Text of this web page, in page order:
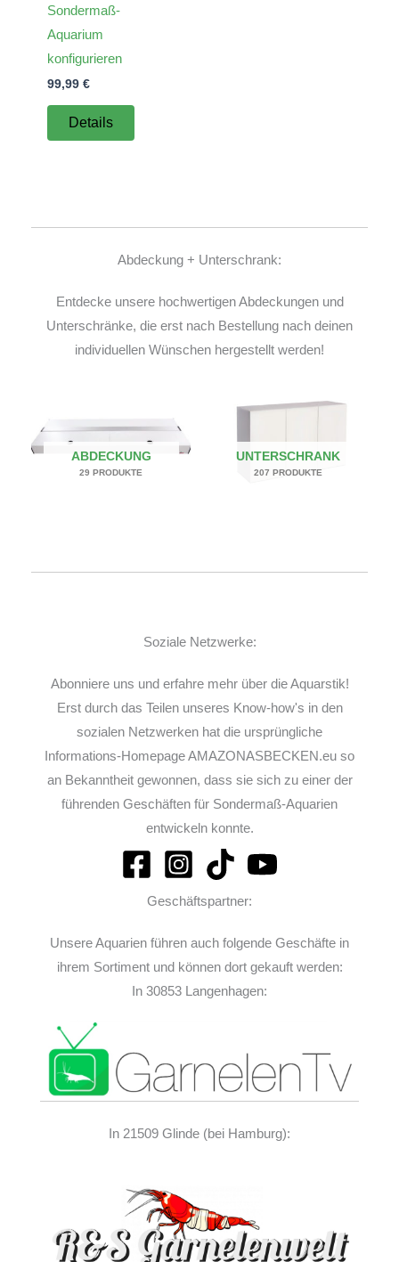
Sondermaß-
Aquarium
konfigurieren
99,99 €
Details
Abdeckung + Unterschrank:
Entdecke unsere hochwertigen Abdeckungen und
Unterschränke, die erst nach Bestellung nach deinen
individuellen Wünschen hergestellt werden!
ABDECKUNG
29 PRODUKTE
UNTERSCHRANK
207 PRODUKTE
Soziale Netzwerke:
Abonniere uns und erfahre mehr über die Aquarstik!
Erst durch das Teilen unseres Know-how's in den
sozialen Netzwerken hat die ursprüngliche
Informations-Homepage AMAZONASBECKEN.eu so
an Bekanntheit gewonnen, dass sie sich zu einer der
führenden Geschäften für Sondermaß-Aquarien
entwickeln konnte.
Geschäftspartner:
Unsere Aquarien führen auch folgende Geschäfte in
ihrem Sortiment und können dort gekauft werden:
In 30853 Langenhagen:
In 21509 Glinde (bei Hamburg):